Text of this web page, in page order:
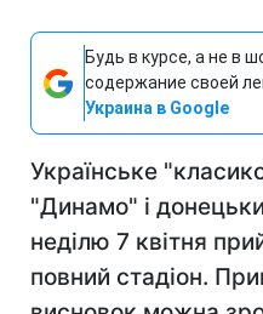
Будь в курсе, а не в
содержание своей
Украина в Google
Українське
"Динамо" і
неділю 7 квітня
повний стадіон.